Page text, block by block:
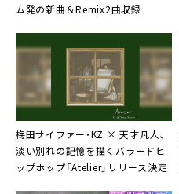
ム発の新曲＆Remix2曲収録
梅田サイファー・KZ × 天才凡人、
淡い別れの記憶を描くバラードヒ
ップホップ「Atelier」リリース決定